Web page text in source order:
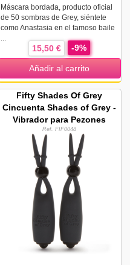
Máscara bordada, producto oficial
de 50 sombras de Grey, siéntete
como Anastasia en el famoso baile
...
15,50 € -9%
Añadir al carrito
Fifty Shades Of Grey
Cincuenta Shades of Grey -
Vibrador para Pezones
Ref. FIF0048